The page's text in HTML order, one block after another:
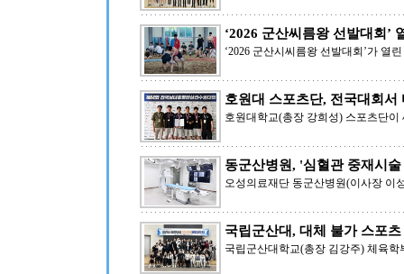
‘2026 군산씨름왕 선발대회’
‘2026 군산시씨름왕 선발대회’가 열
호원대 스포츠단, 전국대회서
호원대학교(총장 강희성) 스포츠단
동군산병원, '심혈관 중재시
오성의료재단 동군산병원(이사장 이
국립군산대, 대체 불가 스포
국립군산대학교(총장 김강주) 체육